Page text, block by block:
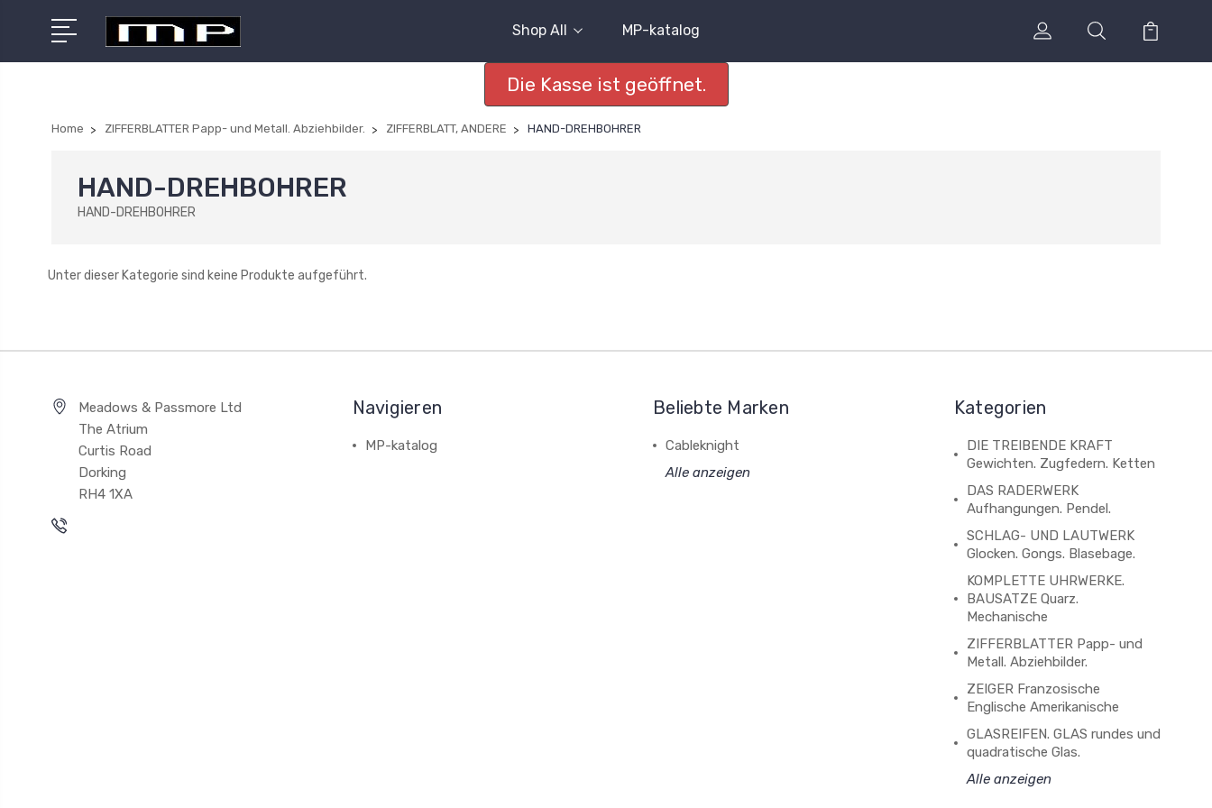
Shop All MP-katalog
Die Kasse ist geöffnet.
Home ZIFFERBLATTER Papp- und Metall. Abziehbilder. ZIFFERBLATT, ANDERE HAND-DREHBOHRER
HAND-DREHBOHRER
HAND-DREHBOHRER
Unter dieser Kategorie sind keine Produkte aufgeführt.
Meadows & Passmore Ltd
The Atrium
Curtis Road
Dorking
RH4 1XA
Navigieren
MP-katalog
Beliebte Marken
Cableknight
Alle anzeigen
Kategorien
DIE TREIBENDE KRAFT
Gewichten. Zugfedern. Ketten
DAS RADERWERK
Aufhangungen. Pendel.
SCHLAG- UND LAUTWERK
Glocken. Gongs. Blasebage.
KOMPLETTE UHRWERKE.
BAUSATZE Quarz.
Mechanische
ZIFFERBLATTER Papp- und
Metall. Abziehbilder.
ZEIGER Franzosische
Englische Amerikanische
GLASREIFEN. GLAS rundes und
quadratische Glas.
Alle anzeigen